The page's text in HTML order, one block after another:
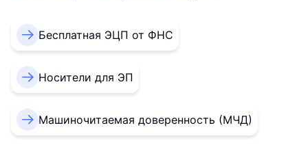
Бесплатная ЭЦП от ФНС
Носители для ЭП
Машиночитаемая доверенность (МЧД)